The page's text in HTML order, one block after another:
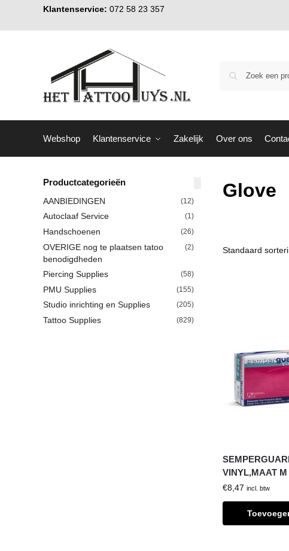
Klantenservice: 072 58 23 357
Webshop Klantenservice Zakelijk Over ons
Glove
VINYL,MAAT
€8,47 incl. btw
Productcategorieën
AANBIEDINGEN (12)
Autoclaaf Service (1)
Handschoenen (26)
OVERIGE nog te plaatsen tatoo
benodigdheden
(2)
Piercing Supplies (58)
PMU Supplies (155)
Studio inrichting en Supplies (205)
Tattoo Supplies (829)